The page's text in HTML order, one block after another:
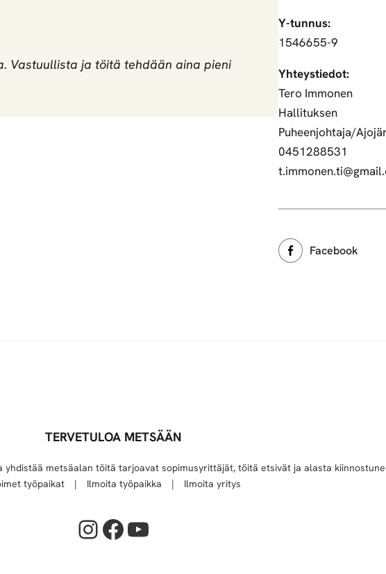
Vastuullista ja töitä tehdään aina pieni
Y-tunnus:
1546655-9
Yhteystiedot:
Tero Immonen
Hallituksen
Puheenjohtaja/
0451288531
Facebook
TERVETULOA METSÄÄN
yhdistää metsäalan töitä tarjoavat sopimusyrittäjät, töitä etsivät ja alasta
työpaikat
Ilmoita työpaikka Ilmoita yritys
Instagram Facebook YouTube